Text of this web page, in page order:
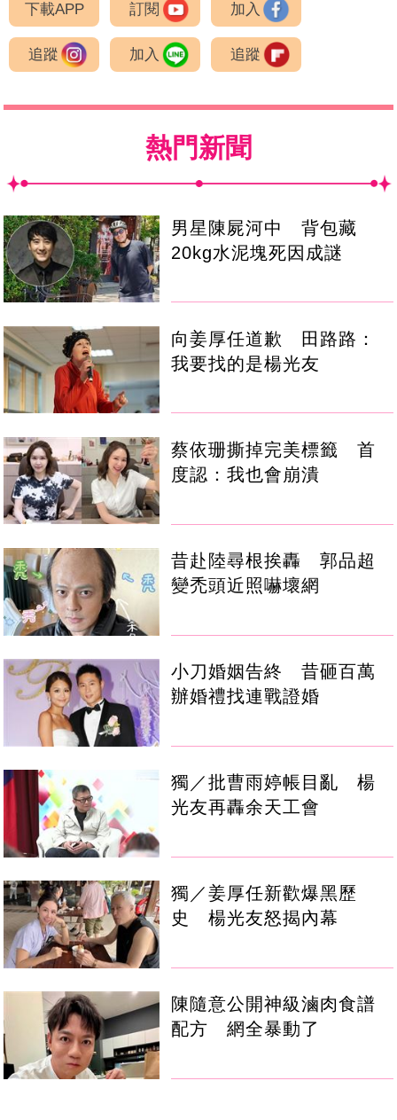
下載APP 訂閱 加入
追蹤 加入 追蹤
熱門新聞
男星陳屍河中 背包藏
20kg水泥塊死因成謎
向姜厚任道歉 田路路：
我要找的是楊光友
蔡依珊撕掉完美標籤 首
度認：我也會崩潰
昔赴陸尋根挨轟 郭品超
變禿頭近照嚇壞網
小刀婚姻告終 昔砸百萬
辦婚禮找連戰證婚
獨／批曹雨婷帳目亂 楊
光友再轟余天工會
獨／姜厚任新歡爆黑歷
史 楊光友怒揭內幕
陳隨意公開神級滷肉食譜
配方 網全暴動了